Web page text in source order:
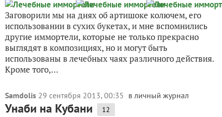
Заговорили мы на днях об артишоке колючем, его
использовании в сухих букетах, и мне вспомнились
другие иммортели, которые не только прекрасно
выглядят в композициях, но и могут быть
использованы в лечебных чаях различного действия.
Кроме того,...
Samdolis 29 сентября 2013, 00:35 в личный журнал
Унаби на Кубани 12